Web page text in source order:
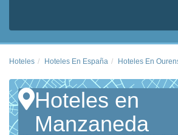
Hoteles Hoteles En España Hoteles En
Hoteles en
Manzaneda